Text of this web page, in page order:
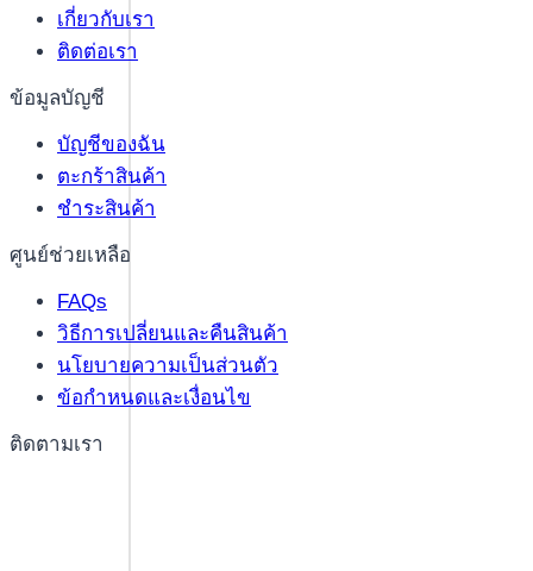
เกี่ยวกับเรา
ติดต่อเรา
ข้อมูลบัญชี
บัญชีของฉัน
ตะกร้าสินค้า
ชำระสินค้า
ศูนย์ช่วยเหลือ
FAQs
วิธีการเปลี่ยนและคืนสินค้า
นโยบายความเป็นส่วนตัว
ข้อกำหนดและเงื่อนไข
ติดตามเรา